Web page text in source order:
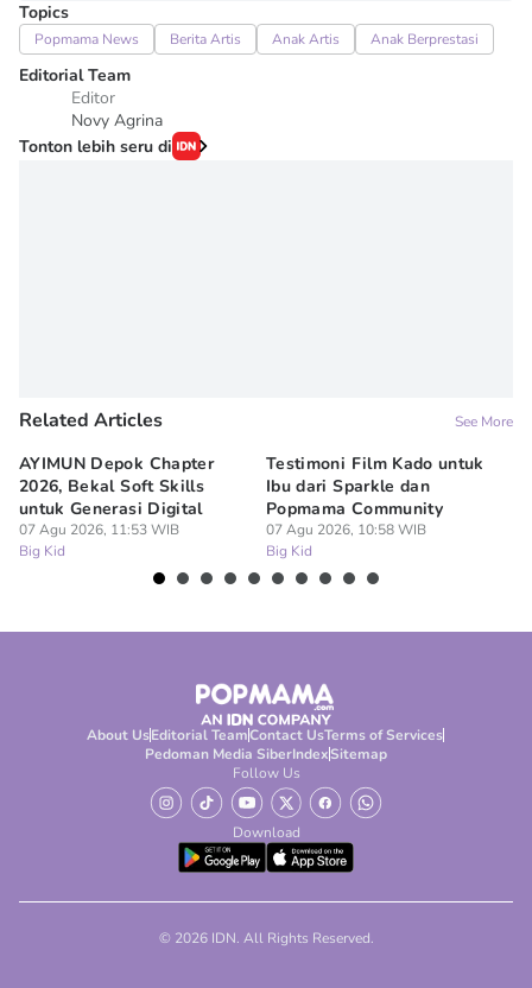
Topics
Popmama News Berita Artis Anak Artis Anak Berprestasi
Editorial Team
Editor
Novy Agrina
Tonton lebih seru di
Related Articles See More
AYIMUN Depok Chapter
2026, Bekal Soft Skills
untuk Generasi Digital
07 Agu 2026, 11:53 WIB
Big Kid
Testimoni Film Kado untuk
Ibu dari Sparkle dan
Popmama Community
07 Agu 2026, 10:58 WIB
Big Kid
About UsEditorial TeamContact UsTerms of Services
Pedoman Media SiberIndexSitemap
Follow Us
Download
© 2026 IDN. All Rights Reserved.